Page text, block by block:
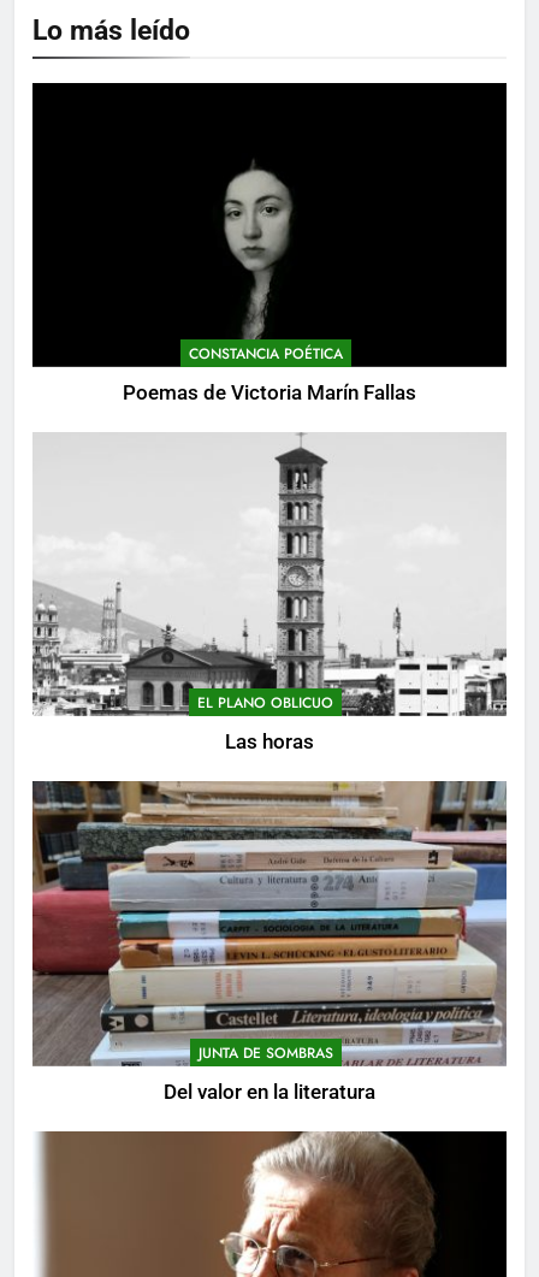
Lo más leído
CONSTANCIA POÉTICA
Poemas de Victoria Marín Fallas
EL PLANO OBLICUO
Las horas
JUNTA DE SOMBRAS
Del valor en la literatura